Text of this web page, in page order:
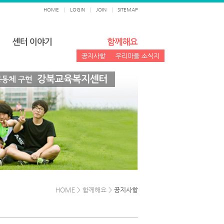
HOME LOGIN JOIN SITEMAP
공지사항 우리마을 소식지
HOME > 함께해요 > 공지사항